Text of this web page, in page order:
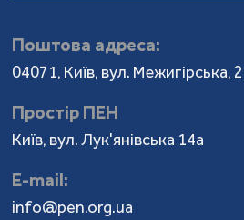
Поштова адреса:
04071, Київ, вул. Межигірська,
Простір ПЕН
Київ, вул. Лук'янівська 14а
Е-mail:
info@pen.org.ua